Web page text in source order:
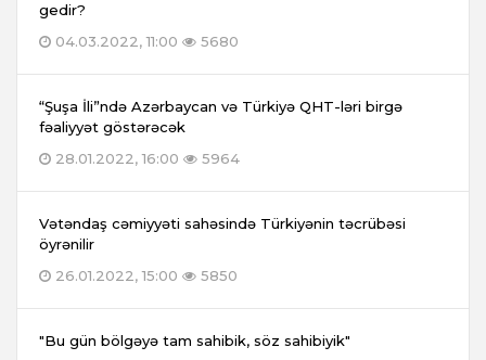
gedir?
04.03.2022, 11:00
5680
“Şuşa İli”ndə Azərbaycan və Türkiyə QHT-ləri birgə
fəaliyyət göstərəcək
28.01.2022, 16:00
5964
Vətəndaş cəmiyyəti sahəsində Türkiyənin təcrübəsi
öyrənilir
26.01.2022, 15:00
5850
"Bu gün bölgəyə tam sahibik, söz sahibiyik"